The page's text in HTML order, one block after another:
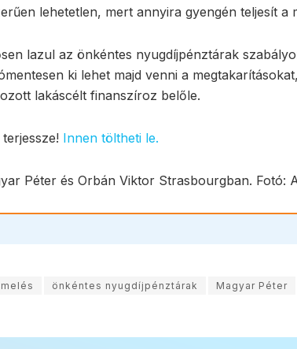
lehetetlen, mert annyira gyengén teljesít a
lazul az önkéntes nyugdíjpénztárak
ki lehet majd venni a
lakáscélt finanszíroz belőle.
Innen töltheti le.
Péter és Orbán Viktor Strasbourgban. Fotó:
önkéntes nyugdíjpénztárak Magyar Péter